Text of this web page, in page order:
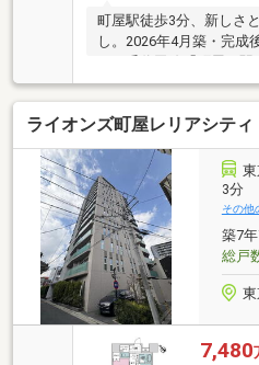
町屋駅徒歩3分、新しさ
し。2026年4月築・完成
線・都電荒川線も利用
戸の都市型レジデンス○
1LDKプラン○単身者から
使いやすい間取り○完成
いな状態でお引渡し可
株式会社
ライオンズ町屋レリアシティ
3分
その他
築7
総戸
東
7,480